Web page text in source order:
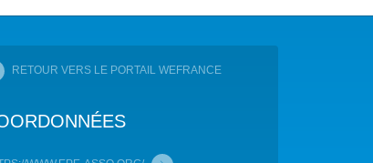
FORUM URBAIN MONDIAL – LE CAIRE 2024
COP16 BIODIVERSITÉ – CALI 2024
FORUM MONDIAL DE L’EAU – BALI 2024
RETOUR VERS LE PORTAIL WEFRANCE